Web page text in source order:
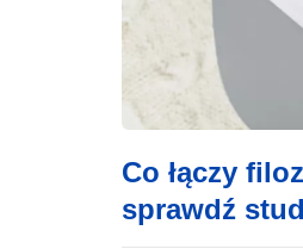
Co łączy
sprawdź